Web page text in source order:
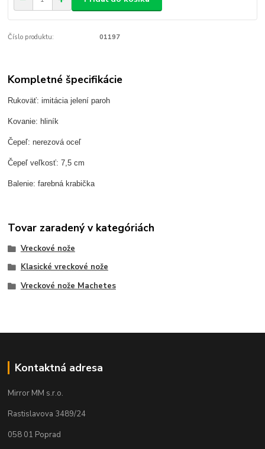
Číslo produktu: 01197
Kompletné špecifikácie
Rukoväť: imitácia jelení paroh
Kovanie: hliník
Čepeľ: nerezová oceľ
Čepeľ veľkosť: 7,5 cm
Balenie: farebná krabička
Tovar zaradený v kategóriách
Vreckové nože
Klasické vreckové nože
Vreckové nože Machetes
Kontaktná adresa
Mirror MM s.r.o.
Rastislavova 3489/24
058 01 Poprad